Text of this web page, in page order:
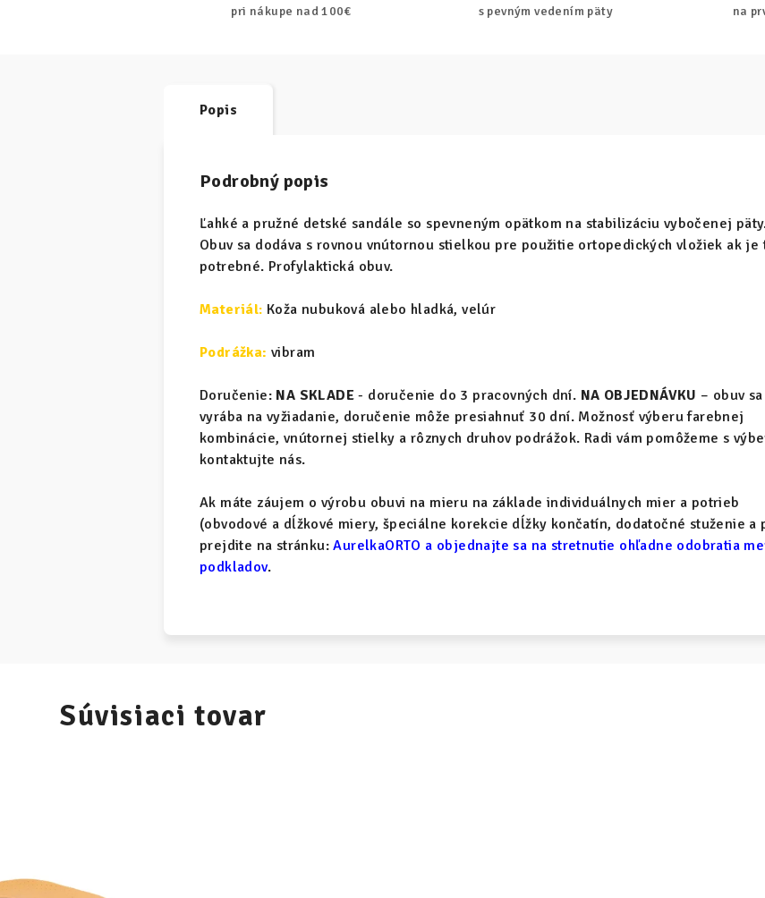
pri nákupe nad 100€ s pevným vedením päty na
Popis
Podrobný popis
Ľahké a pružné detské sandále so spevneným opätkom na stabilizáciu vybočenej
Obuv sa dodáva s rovnou vnútornou stielkou pre použitie ortopedických vložiek ak je
potrebné. Profylaktická obuv.
Materiál: Koža nubuková alebo hladká, velúr
Podrážka: vibram
Doručenie: NA SKLADE - doručenie do 3 pracovných dní. NA OBJEDNÁVKU – obuv sa
vyrába na vyžiadanie, doručenie môže presiahnuť 30 dní. Možnosť výberu farebnej
kombinácie, vnútornej stielky a rôznych druhov podrážok. Radi vám pomôžeme s
kontaktujte nás.
Ak máte záujem o výrobu obuvi na mieru na základe individuálnych mier a potrieb
(obvodové a dĺžkové miery, špeciálne korekcie dĺžky končatín, dodatočné stuženie a
prejdite na stránku:AurelkaORTO a objednajte sa na stretnutie ohľadne odobratia
podkladov.
Súvisiaci tovar